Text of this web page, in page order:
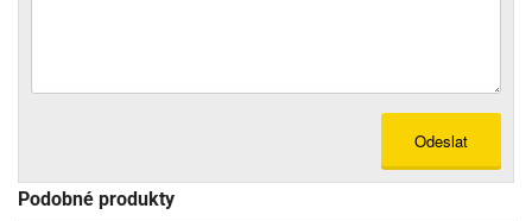
Odeslat
Podobné produkty